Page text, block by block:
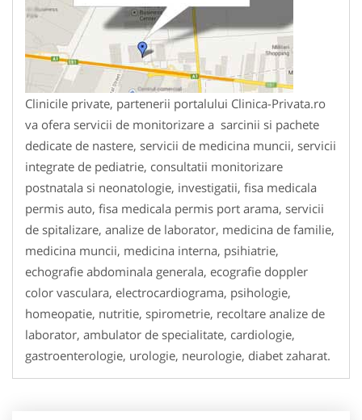
Clinicile private, partenerii portalului Clinica-Privata.ro
va ofera servicii de monitorizare a sarcinii si pachete
dedicate de nastere, servicii de medicina muncii, servicii
integrate de pediatrie, consultatii monitorizare
postnatala si neonatologie, investigatii, fisa medicala
permis auto, fisa medicala permis port arama, servicii
de spitalizare, analize de laborator, medicina de familie,
medicina muncii, medicina interna, psihiatrie,
echografie abdominala generala, ecografie doppler
color vasculara, electrocardiograma, psihologie,
homeopatie, nutritie, spirometrie, recoltare analize de
laborator, ambulator de specialitate, cardiologie,
gastroenterologie, urologie, neurologie, diabet zaharat.